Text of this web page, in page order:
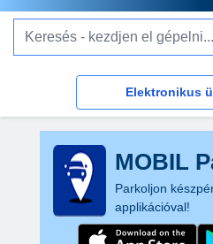
Elektronikus
MOBIL
Parkoljon
applikációval!